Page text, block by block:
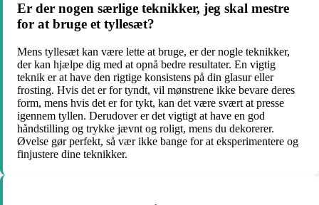
Er der nogen særlige teknikker, jeg skal mestre
for at bruge et tyllesæt?
Mens tyllesæt kan være lette at bruge, er der nogle teknikker,
der kan hjælpe dig med at opnå bedre resultater. En vigtig
teknik er at have den rigtige konsistens på din glasur eller
frosting. Hvis det er for tyndt, vil mønstrene ikke bevare deres
form, mens hvis det er for tykt, kan det være svært at presse
igennem tyllen. Derudover er det vigtigt at have en god
håndstilling og trykke jævnt og roligt, mens du dekorerer.
Øvelse gør perfekt, så vær ikke bange for at eksperimentere og
finjustere dine teknikker.